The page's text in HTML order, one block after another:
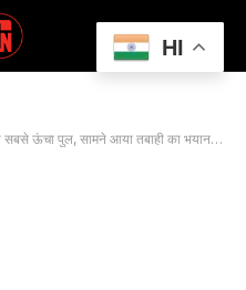
ऊंचा पुल, सामने आया तबाही का भयानक वीडियो
HI